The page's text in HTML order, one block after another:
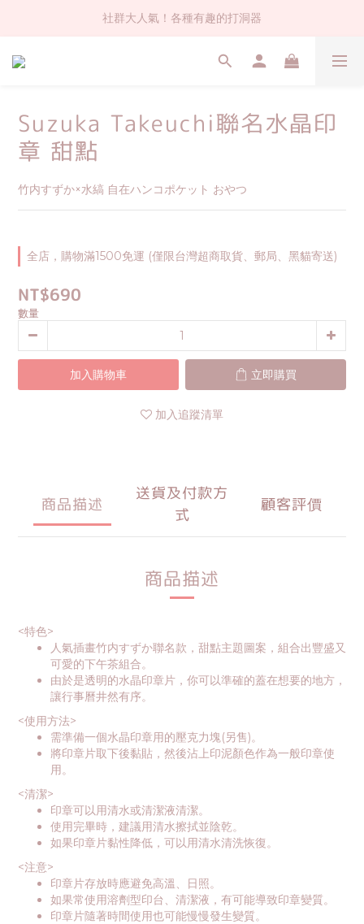
社群大人氣！各種有趣的打洞器
社群大人氣！各種有趣的打洞器
超值$59人氣日本製貼紙！還不買爆
社群大人氣！各種有趣的打洞器
Suzuka Takeuchi聯名水晶印
章 甜點
竹内すずか×水縞 自在ハンコポケット おやつ
全店，購物滿1500免運 (僅限台灣超商取貨、郵局、黑貓寄送)
NT$690
數量
加入購物車 立即購買
加入追蹤清單
商品描述
送貨及付款方
式
顧客評價
商品描述
<特色>
人氣插畫竹内すずか聯名款，甜點主題圖案，組合出豐盛又
可愛的下午茶組合。
由於是透明的水晶印章片，你可以準確的蓋在想要的地方，
讓行事曆井然有序。
<使用方法>
需準備一個水晶印章用的壓克力塊(另售)。
將印章片取下後黏貼，然後沾上印泥顏色作為一般印章使
用。
<清潔>
印章可以用清水或清潔液清潔。
使用完畢時，建議用清水擦拭並陰乾。
如果印章片黏性降低，可以用清水清洗恢復。
<注意>
印章片存放時應避免高溫、日照。
如果常使用溶劑型印台、清潔液，有可能導致印章變質。
印章片隨著時間使用也可能慢慢發生變質。